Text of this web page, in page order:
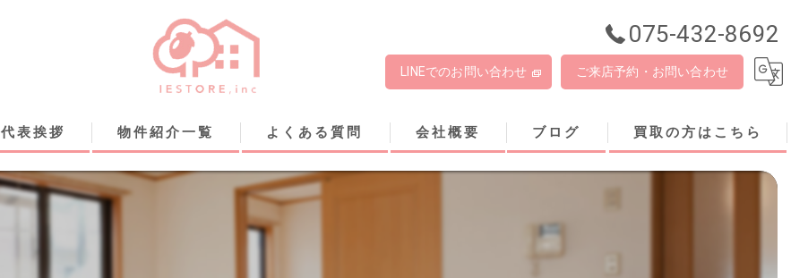
075-432-8692
LINEでのお問い合わせ ご来店予約・お問い合わせ
代表挨拶 物件紹介一覧 よくある質問 会社概要 ブログ 買取の方はこちら